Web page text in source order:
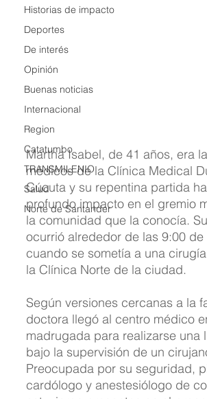
Historias de impacto
Deportes
De interés
Opinión
Buenas noticias
Internacional
Region
Catatumbo
TRANSMILENIO
Salud
Norte de Santander
Martha Isabel, de 41 años, era
médicos de la Clínica Medical
Cúcuta y su repentina partida
profundo impacto en el gremio
la comunidad que la conocía.
ocurrió alrededor de las 9:00 de
cuando se sometía a una
la Clínica Norte de la ciudad.
Según versiones cercanas a la
doctora llegó al centro médico
madrugada para realizarse una
bajo la supervisión de un
Preocupada por su seguridad,
cardólogo y anestesiólogo de